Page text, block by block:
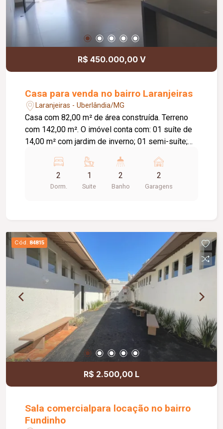
R$ 450.000,00 V
Casa para venda no bairro Laranjeiras
Laranjeiras - Uberlândia/MG
Casa com 82,00 m² de área construída. Terreno
com 142,00 m². O imóvel conta com: 01 suíte de
14,00 m² com jardim de inverno; 01 semi-suíte;
m; Área gourmet; Diferenciais: Piso em
porcelanato Via Rosa Tipo A com rodapé
embutido; Tubulação Amanco; Louças Deca; Gás
banheiros e cozinha; Banheiros com box e ducha
higiênica; Paisagismo completo; Muros com
concertina e cerca elétrica, proporcionando mais
segurança.
2
Dorm.
1
Suite
2
Banho
2
Garagens
Cód. 84815
R$ 2.500,00 L
Sala comercialpara locação no bairro
Fundinho